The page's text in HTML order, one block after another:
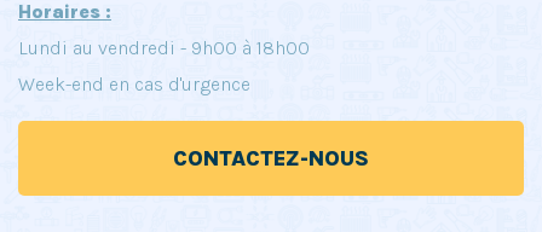
Horaires :
Lundi au vendredi - 9h00 à 18h00
Week-end en cas d'urgence
CONTACTEZ-NOUS